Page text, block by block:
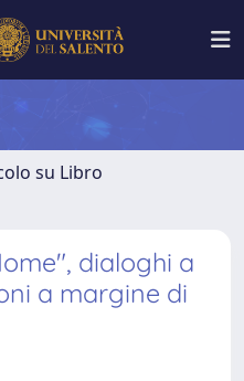
su Libro
dialoghi a
a margine di